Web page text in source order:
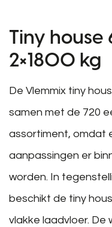
Tiny
2×1800 kg
De Vlemmix tiny
samen met de 720
assortiment, omdat
aanpassingen er
worden. In
beschikt de tiny
vlakke laadvloer. De